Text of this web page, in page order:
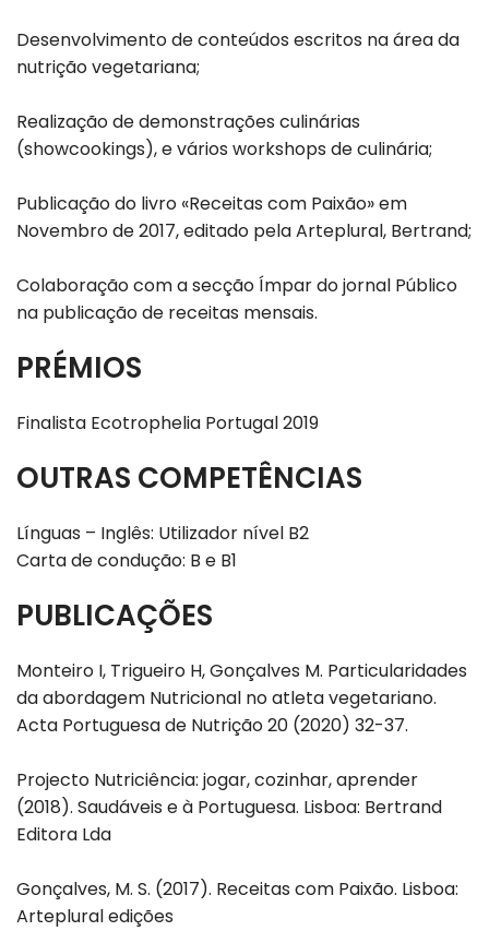
Desenvolvimento de conteúdos escritos na área da
nutrição vegetariana;
Realização de demonstrações culinárias
(showcookings), e vários workshops de culinária;
Publicação do livro «Receitas com Paixão» em
Novembro de 2017, editado pela Arteplural, Bertrand;
Colaboração com a secção Ímpar do jornal Público
na publicação de receitas mensais.
PRÉMIOS
Finalista Ecotrophelia Portugal 2019
OUTRAS COMPETÊNCIAS
Línguas – Inglês: Utilizador nível B2
Carta de condução: B e B1
PUBLICAÇÕES
Monteiro I, Trigueiro H, Gonçalves M. Particularidades
da abordagem Nutricional no atleta vegetariano.
Acta Portuguesa de Nutrição 20 (2020) 32-37.
Projecto Nutriciência: jogar, cozinhar, aprender
(2018). Saudáveis e à Portuguesa. Lisboa: Bertrand
Editora Lda
Gonçalves, M. S. (2017). Receitas com Paixão. Lisboa:
Arteplural edições